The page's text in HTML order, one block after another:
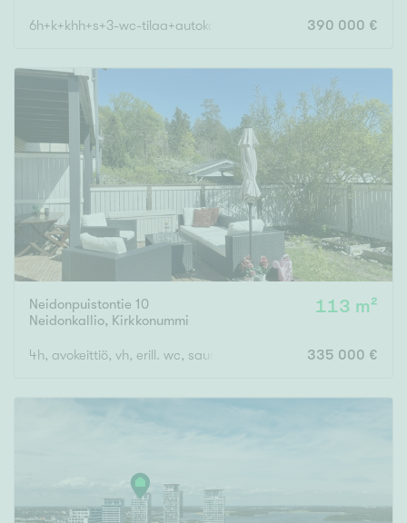
6h+k+khh+s+3-wc-tilaa+autokatos-varasto/työtila390 000 €
Neidonpuistontie 10
Neidonkallio, Kirkkonummi
113 m²
4h, avokeittiö, vh, erill. wc, saunaos., parveke ja terassipiha
335 000 €